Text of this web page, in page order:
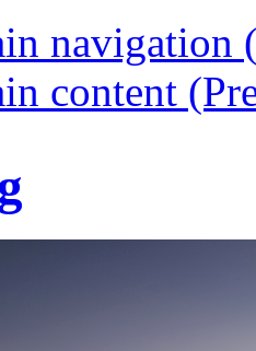
navigation
content